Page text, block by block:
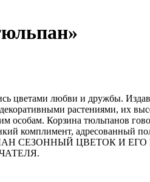
цветами любви и дружбы.
растениями, их
особам. Корзина тюльпанов
комплимент, адресованный
СЕЗОННЫЙ ЦВЕТОК И ЕГО